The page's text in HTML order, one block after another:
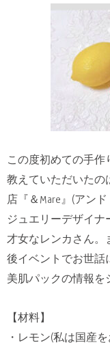
この度初めての手作
教えていただいたの
店『＆Mare』(アン
ジュエリーデザイナ
才女なレンカさん。
後イベントでお世話
美肌パックの情報を
【材料】
・レモン(私は国産